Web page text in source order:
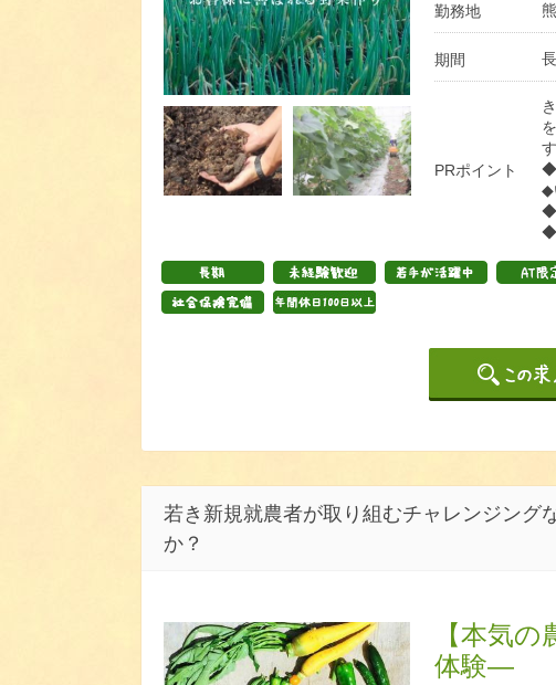
勤務地
期間
PRポイント
す
◆
◆
◆
◆
若き新規就農者が取り組むチャレンジング
か？
【本気
体験―